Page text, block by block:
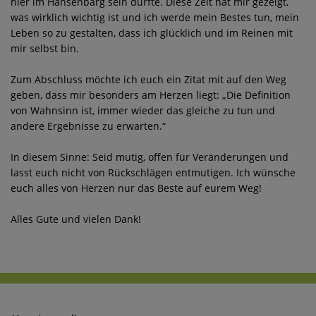
was wirklich wichtig ist und ich werde mein Bestes tun, mein
Leben so zu gestalten, dass ich glücklich und im Reinen mit
mir selbst bin.
Zum Abschluss möchte ich euch ein Zitat mit auf den Weg
geben, dass mir besonders am Herzen liegt: „Die Definition
von Wahnsinn ist, immer wieder das gleiche zu tun und
andere Ergebnisse zu erwarten.“
In diesem Sinne: Seid mutig, offen für Veränderungen und
lasst euch nicht von Rückschlägen entmutigen. Ich wünsche
euch alles von Herzen nur das Beste auf eurem Weg!
Alles Gute und vielen Dank!